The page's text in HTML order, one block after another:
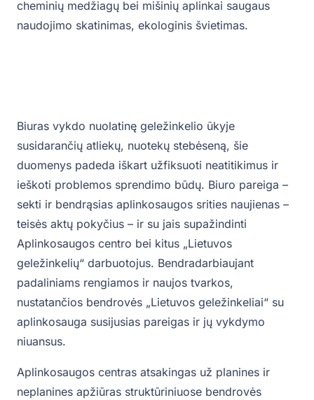
cheminių medžiagų bei mišinių aplinkai saugaus
naudojimo skatinimas, ekologinis švietimas.
Biuras vykdo nuolatinę geležinkelio ūkyje
susidarančių atliekų, nuotekų stebėseną, šie
duomenys padeda iškart užfiksuoti neatitikimus ir
ieškoti problemos sprendimo būdų. Biuro pareiga –
sekti ir bendrąsias aplinkosaugos srities naujienas –
teisės aktų pokyčius – ir su jais supažindinti
Aplinkosaugos centro bei kitus „Lietuvos
geležinkelių“ darbuotojus. Bendradarbiaujant
padaliniams rengiamos ir naujos tvarkos,
nustatančios bendrovės „Lietuvos geležinkeliai“ su
aplinkosauga susijusias pareigas ir jų vykdymo
niuansus.
Aplinkosaugos centras atsakingas už planines ir
neplanines apžiūras struktūriniuose bendrovės